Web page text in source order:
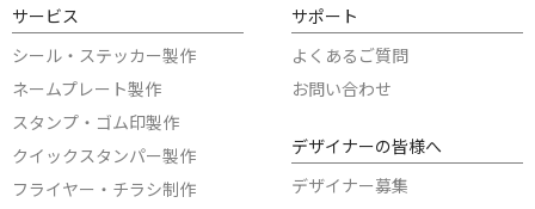
サービス
シール・ステッカー製作
ネームプレート製作
スタンプ・ゴム印製作
クイックスタンパー製作
フライヤー・チラシ制作
サポート
よくあるご質問
お問い合わせ
デザイナーの皆様へ
デザイナー募集